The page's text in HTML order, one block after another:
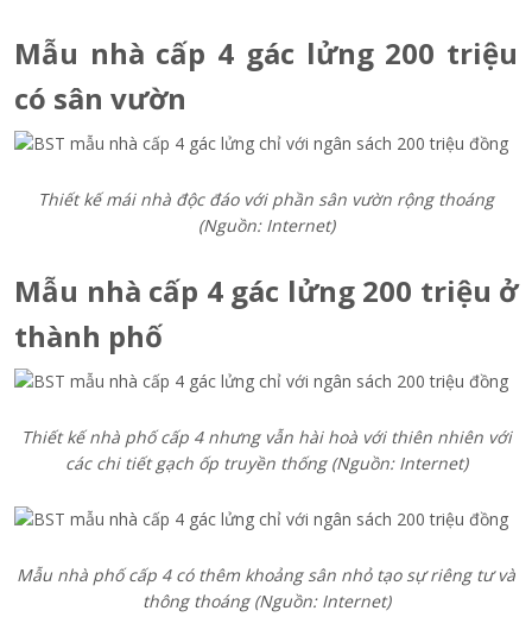
Mẫu nhà cấp 4 gác lửng 200 triệu
có sân vườn
Thiết kế mái nhà độc đáo với phần sân vườn rộng thoáng
(Nguồn: Internet)
Mẫu nhà cấp 4 gác lửng 200 triệu ở
thành phố
Thiết kế nhà phố cấp 4 nhưng vẫn hài hoà với thiên nhiên với
các chi tiết gạch ốp truyền thống (Nguồn: Internet)
Mẫu nhà phố cấp 4 có thêm khoảng sân nhỏ tạo sự riêng tư và
thông thoáng (Nguồn: Internet)